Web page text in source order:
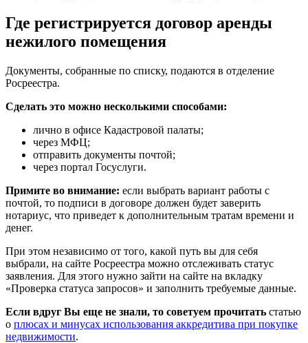
Где регистрируется договор аренды
нежилого помещения
Документы, собранные по списку, подаются в отделение
Росреестра.
Сделать это можно несколькими способами:
лично в офисе Кадастровой палаты;
через МФЦ;
отправить документы почтой;
через портал Госуслуги.
Примите во внимание: если выбрать вариант работы с
почтой, то подписи в договоре должен будет заверить
нотариус, что приведет к дополнительным тратам времени и
денег.
При этом независимо от того, какой путь вы для себя
выбрали, на сайте Росреестра можно отслеживать статус
заявления. Для этого нужно зайти на сайте на вкладку
«Проверка статуса запросов» и заполнить требуемые данные.
Если вдруг Вы еще не знали, то советуем прочитать статью
о плюсах и минусах использования аккредитива при покупке
недвижимости.